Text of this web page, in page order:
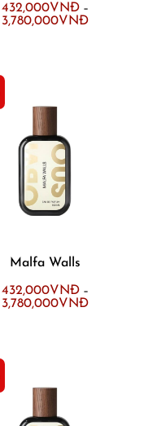
432,000VNĐ–
3,780,000VNĐ
Malfa Walls
432,000VNĐ–
3,780,000VNĐ